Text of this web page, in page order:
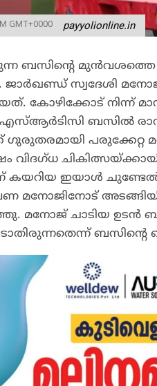
GMT+0000 payyolionline.in
ബസിന്റെ
ജാർഖണ്ഡ് സ്വദേശി
കോഴിക്കോട് നിന്ന്
ബസിൽ
ഗുരുതരമായി പരുക്കേറ്റ
വിദഗ്ധ
കയറിയ ഇയാൾ
മനോജിനോട്
മനോജ് ചാടിയ ഉടൻ